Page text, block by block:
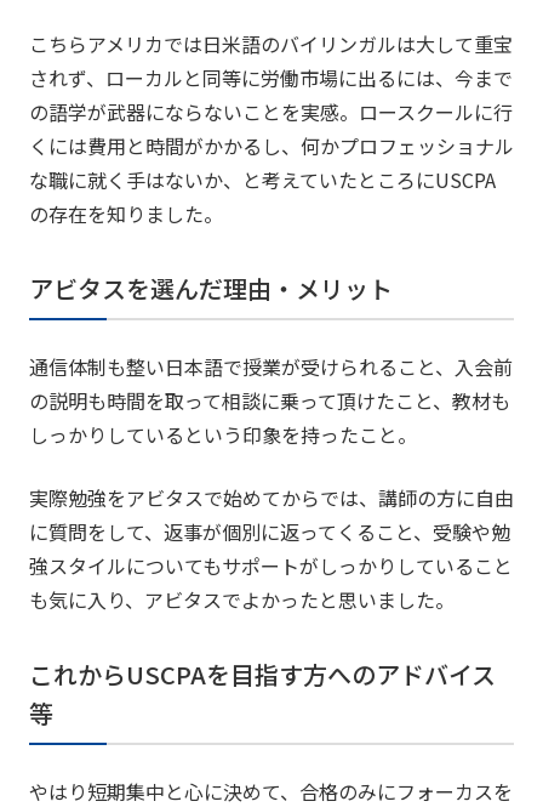
こちらアメリカでは日米語のバイリンガルは大して重宝
されず、ローカルと同等に労働市場に出るには、今まで
の語学が武器にならないことを実感。ロースクールに行
くには費用と時間がかかるし、何かプロフェッショナル
な職に就く手はないか、と考えていたところにUSCPA
の存在を知りました。
アビタスを選んだ理由・メリット
通信体制も整い日本語で授業が受けられること、入会前
の説明も時間を取って相談に乗って頂けたこと、教材も
しっかりしているという印象を持ったこと。
実際勉強をアビタスで始めてからでは、講師の方に自由
に質問をして、返事が個別に返ってくること、受験や勉
強スタイルについてもサポートがしっかりしていること
も気に入り、アビタスでよかったと思いました。
これからUSCPAを目指す方へのアドバイス
等
やはり短期集中と心に決めて、合格のみにフォーカスを